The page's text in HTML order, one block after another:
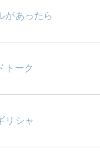
があったら
トーク
リシャ